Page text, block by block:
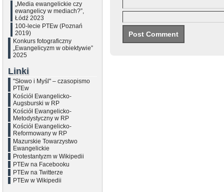
„Media ewangelickie czy
ewangelicy w mediach?”,
Łódź 2023
100-lecie PTEw (Poznań
2019)
Konkurs fotograficzny
„Ewangelicyzm w obiektywie”
2025
Linki
"Słowo i Myśl" – czasopismo
PTEw
Kościół Ewangelicko-
Augsburski w RP
Kościół Ewangelicko-
Metodystyczny w RP
Kościół Ewangelicko-
Reformowany w RP
Mazurskie Towarzystwo
Ewangelickie
Protestantyzm w Wikipedii
PTEw na Facebooku
PTEw na Twitterze
PTEw w Wikipedii